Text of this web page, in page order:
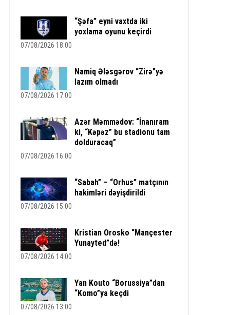
“Şəfa” eyni vaxtda iki
yoxlama oyunu keçirdi
07/08/2026 18:00
Namiq Ələsgərov “Zirə”yə
lazım olmadı
07/08/2026 17:00
Azər Məmmədov: “İnanıram
ki, “Kəpəz” bu stadionu tam
dolduracaq”
07/08/2026 16:00
“Sabah” – “Orhus” matçının
hakimləri dəyişdirildi
07/08/2026 15:00
Kristian Orosko “Mançester
Yunayted”də!
07/08/2026 14:00
Yan Kouto “Borussiya”dan
“Komo”ya keçdi
07/08/2026 13:00